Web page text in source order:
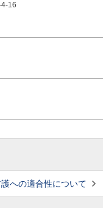
16
への適合性について